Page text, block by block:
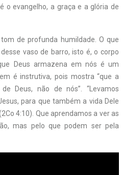
o evangelho, a graça e a glória de
de profunda humildade. O que
vaso de barro, isto é, o corpo
Deus armazena em nós é um
é instrutiva, pois mostra “que a
Deus, não de nós”. “Levamos
para que também a vida Dele
4:10). Que aprendamos a ver as
mas pelo que podem ser pela